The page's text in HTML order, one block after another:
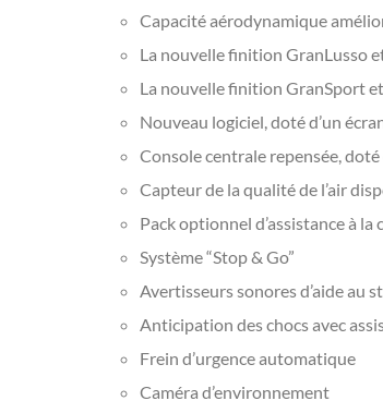
Capacité aérodynamique
La nouvelle finition GranLusso
La nouvelle finition GranSport
Nouveau logiciel, doté d’un
Console centrale repensée,
Capteur de la qualité de l’air
Pack optionnel d’assistance à la
Système “Stop & Go”
Avertisseurs sonores d’aide au
Anticipation des chocs avec
Frein d’urgence automatique
Caméra d’environnement